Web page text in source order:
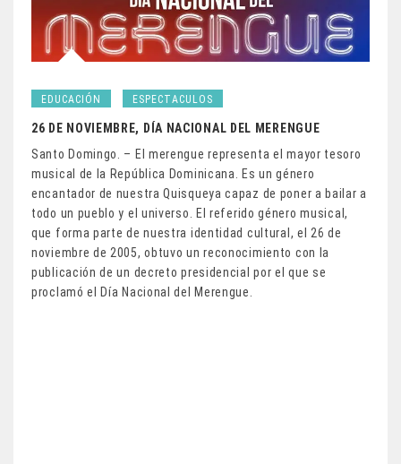
EDUCACIÓN ESPECTACULOS
26 DE NOVIEMBRE, DÍA NACIONAL DEL MERENGUE
Santo Domingo. – El merengue representa el mayor tesoro
musical de la República Dominicana. Es un género
encantador de nuestra Quisqueya capaz de poner a bailar a
todo un pueblo y el universo. El referido género musical,
que forma parte de nuestra identidad cultural, el 26 de
noviembre de 2005, obtuvo un reconocimiento con la
publicación de un decreto presidencial por el que se
proclamó el Día Nacional del Merengue.